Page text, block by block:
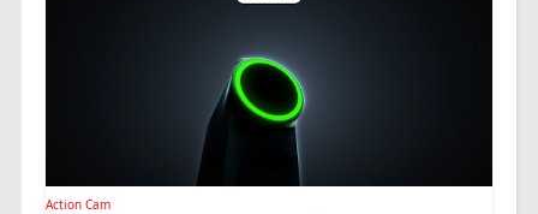
Action Cam